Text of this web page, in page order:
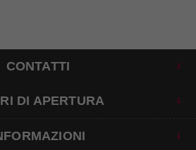
CONTATTI
DI APERTURA